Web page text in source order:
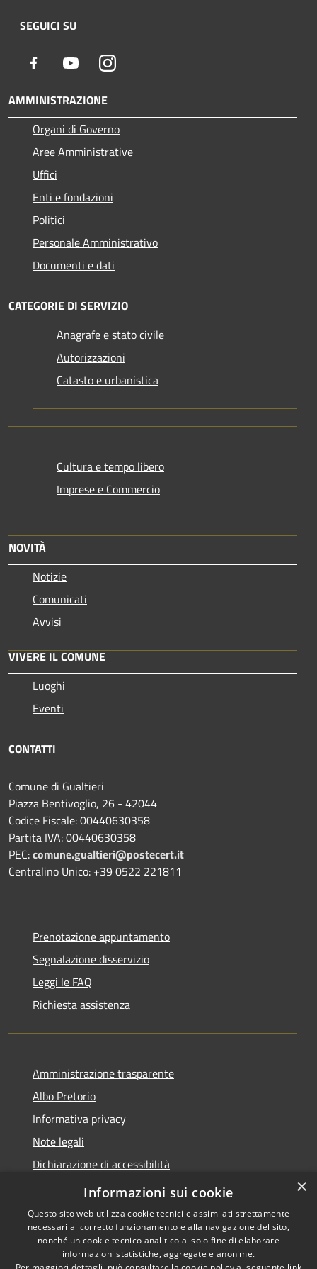
SEGUICI SU
Facebook YoutubeInstagram
AMMINISTRAZIONE
Organi di Governo
Aree Amministrative
Uffici
Enti e fondazioni
Politici
Personale Amministrativo
Documenti e dati
CATEGORIE DI SERVIZIO
Anagrafe e stato civile
Autorizzazioni
Catasto e urbanistica
Cultura e tempo libero
Imprese e Commercio
NOVITÀ
Notizie
Comunicati
Avvisi
VIVERE IL COMUNE
Luoghi
Eventi
CONTATTI
Comune di Gualtieri
Piazza Bentivoglio, 26 - 42044
Codice Fiscale: 00440630358
Partita IVA: 00440630358
PEC:comune.gualtieri@postecert.it
Centralino Unico: +39 0522 221811
Prenotazione appuntamento
Segnalazione disservizio
Leggi le FAQ
Richiesta assistenza
Amministrazione trasparente
Albo Pretorio
Informativa privacy
Note legali
Dichiarazione di accessibilità
Piano di miglioramento del sito
Copyright © 2026 • Comune di
×
Informazioni sui cookie
Questo sito web utilizza cookie tecnici e assimilati strettamente
necessari al corretto funzionamento e alla navigazione del sito,
nonché un cookie tecnico analitico al solo fine di elaborare
informazioni statistiche, aggregate e anonime.